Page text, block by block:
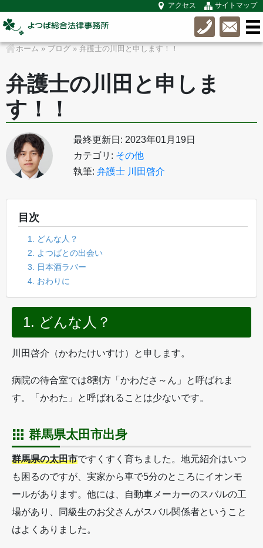
アクセス サイトマップ
ホーム » ブログ» 弁護士の川田と申します！！
弁護士の川田と申しま
す！！
最終更新日: 2023年01月19日
カテゴリ: その他
執筆: 弁護士 川田啓介
目次
1. どんな人？
2. よつばとの出会い
3. 日本酒ラバー
4. おわりに
1. どんな人？
川田啓介（かわたけいすけ）と申します。
病院の待合室では8割方「かわださ～ん」と呼ばれま
す。「かわた」と呼ばれることは少ないです。
群馬県太田市出身
群馬県の太田市ですくすく育ちました。地元紹介はいつ
も困るのですが、実家から車で5分のところにイオンモ
ールがあります。他には、自動車メーカーのスバルの工
場があり、同級生のお父さんがスバル関係者ということ
はよくありました。